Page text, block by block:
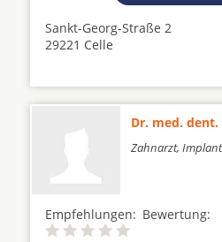
Sankt-Georg-Straße 2
29221 Celle
Dr. med.
Zahnarzt,
Empfehlungen: Bewertung: